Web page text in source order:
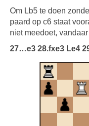
Om Lb5 te doen
paard op c6 staat
niet meedoet,
27…e3 28.fxe3 Le4